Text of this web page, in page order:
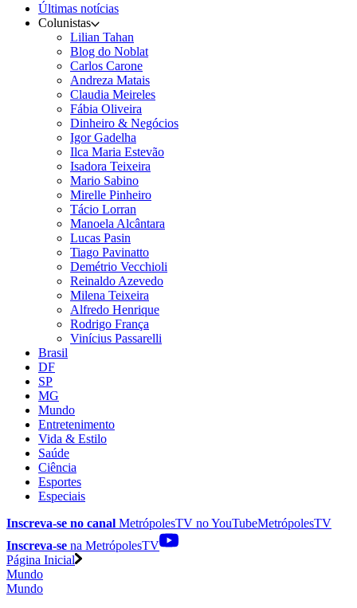
Últimas notícias
Colunistas
Lilian Tahan
Blog do Noblat
Carlos Carone
Andreza Matais
Claudia Meireles
Fábia Oliveira
Dinheiro & Negócios
Igor Gadelha
Ilca Maria Estevão
Isadora Teixeira
Mario Sabino
Mirelle Pinheiro
Tácio Lorran
Manoela Alcântara
Lucas Pasin
Tiago Pavinatto
Demétrio Vecchioli
Reinaldo Azevedo
Milena Teixeira
Alfredo Henrique
Rodrigo França
Vinícius Passarelli
Brasil
DF
SP
MG
Mundo
Entretenimento
Vida & Estilo
Saúde
Ciência
Esportes
Especiais
Inscreva-se no canal MetrópolesTV noYouTubeMetrópolesTV
Inscreva-se na MetrópolesTV
Página Inicial
Mundo
Mundo